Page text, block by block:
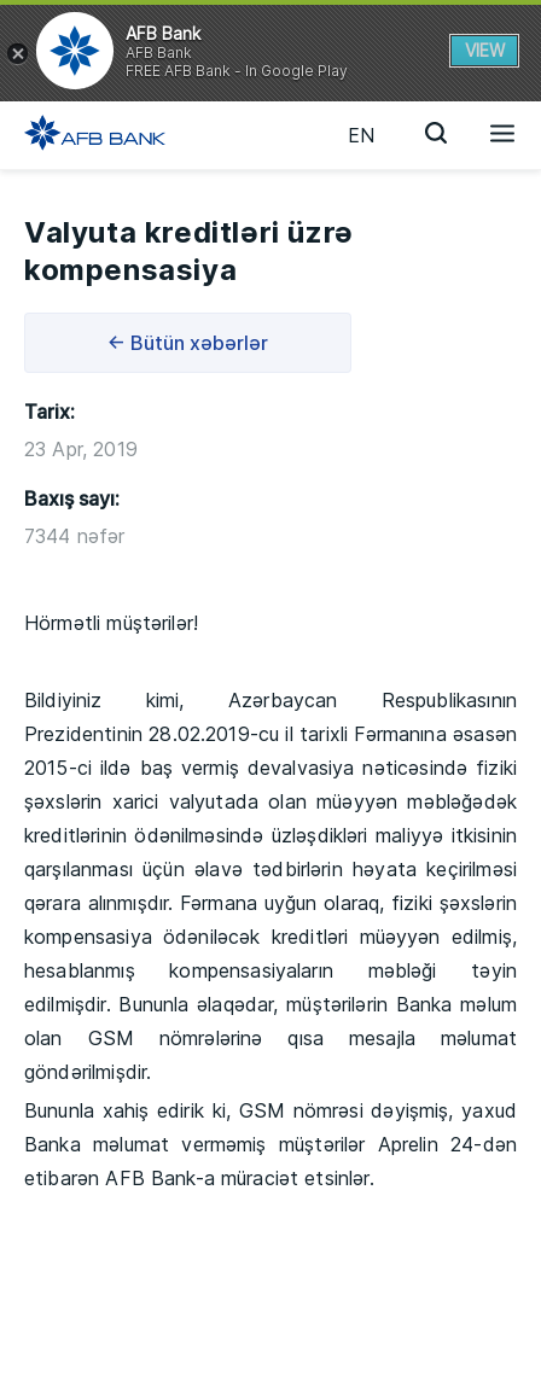
EN
Valyuta kreditləri üzrə
kompensasiya
← Bütün xəbərlər
Tarix:
23 Apr, 2019
Baxış sayı:
7344 nəfər
Hörmətli müştərilər!
Bildiyiniz kimi, Azərbaycan Respublikasının
Prezidentinin 28.02.2019-cu il tarixli Fərmanına əsasən
2015-ci ildə baş vermiş devalvasiya nəticəsində fiziki
şəxslərin xarici valyutada olan müəyyən məbləğədək
kreditlərinin ödənilməsində üzləşdikləri maliyyə itkisinin
qarşılanması üçün əlavə tədbirlərin həyata keçirilməsi
qərara alınmışdır. Fərmana uyğun olaraq, fiziki şəxslərin
kompensasiya ödəniləcək kreditləri müəyyən edilmiş,
hesablanmış kompensasiyaların məbləği təyin
edilmişdir. Bununla əlaqədar, müştərilərin Banka məlum
olan GSM nömrələrinə qısa mesajla məlumat
göndərilmişdir.
Bununla xahiş edirik ki, GSM nömrəsi dəyişmiş, yaxud
Banka məlumat verməmiş müştərilər Aprelin 24-dən
etibarən AFB Bank-a müraciət etsinlər.
AFB Bank
AFB Bank
FREE AFB Bank - In Google Play
VIEW